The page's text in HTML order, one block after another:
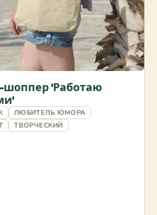
шоппер 'Работаю
ЛЮБИТЕЛЬ ЮМОРА
ТВОРЧЕСКИЙ